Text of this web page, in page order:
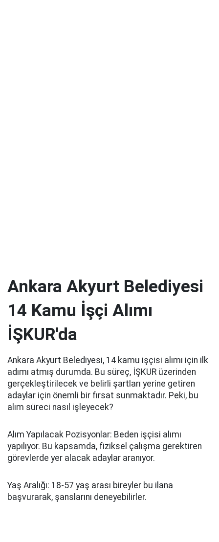
Ankara Akyurt Belediyesi
14 Kamu İşçi Alımı
İŞKUR'da
Ankara Akyurt Belediyesi, 14 kamu işçisi alımı için ilk
adımı atmış durumda. Bu süreç, İŞKUR üzerinden
gerçekleştirilecek ve belirli şartları yerine getiren
adaylar için önemli bir fırsat sunmaktadır. Peki, bu
alım süreci nasıl işleyecek?
Alım Yapılacak Pozisyonlar: Beden işçisi alımı
yapılıyor. Bu kapsamda, fiziksel çalışma gerektiren
görevlerde yer alacak adaylar aranıyor.
Yaş Aralığı: 18-57 yaş arası bireyler bu ilana
başvurarak, şanslarını deneyebilirler.